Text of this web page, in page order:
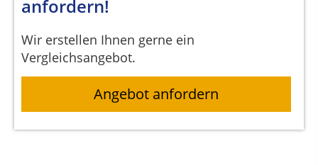
anfordern!
Wir erstellen Ihnen gerne ein
Vergleichsangebot.
Angebot anfordern